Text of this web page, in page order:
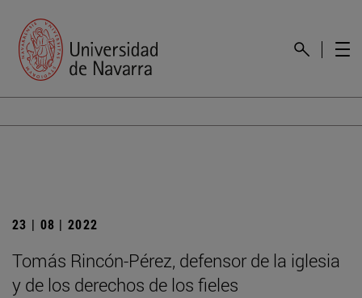
23 | 08 | 2022
Tomás Rincón-Pérez, defensor de la iglesia
y de los derechos de los fieles